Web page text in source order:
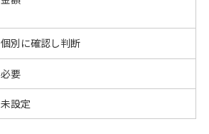
個別に確認し判断
必要
未設定